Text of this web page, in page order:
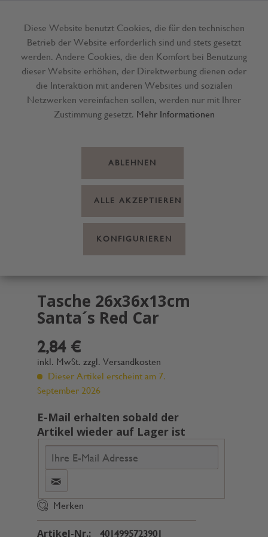
Menü
Dieser Artikel steht derzeit nicht
Tasche 26x36x13cm
Santa´s Red Car
2,84 €
inkl. MwSt. zzgl. Versandkosten
Dieser Artikel erscheint am 7.
September 2026
E-Mail erhalten sobald der
Artikel wieder auf Lager ist
Merken
Artikel-Nr.:
4014995723901
Diese Website benutzt Cookies, die für den technischen
Betrieb der Website erforderlich sind und stets gesetzt
werden. Andere Cookies, die den Komfort bei Benutzung
dieser Website erhöhen, der Direktwerbung dienen oder
die Interaktion mit anderen Websites und sozialen
Netzwerken vereinfachen sollen, werden nur mit Ihrer
Zustimmung gesetzt. Mehr Informationen
ABLEHNEN
ALLE AKZEPTIEREN
KONFIGURIEREN